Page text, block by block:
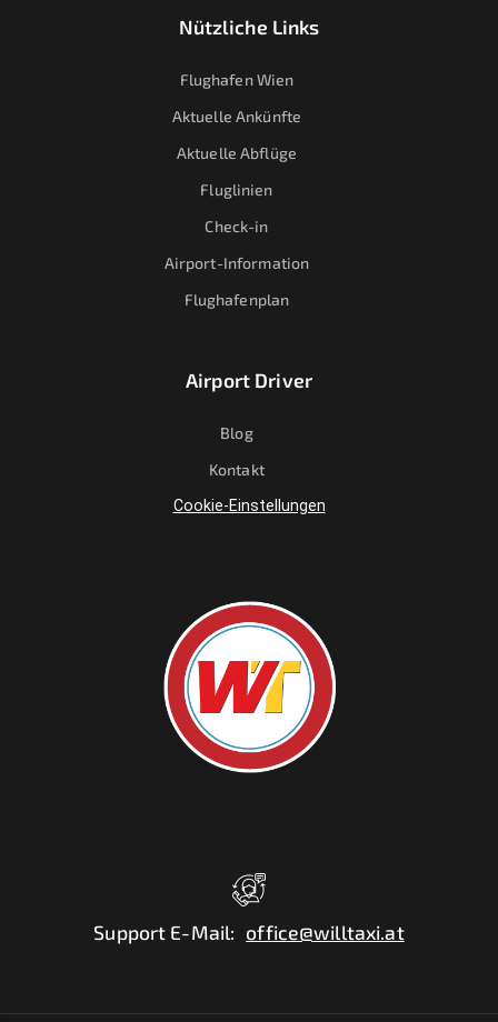
Nützliche Links
Flughafen Wien
Aktuelle Ankünfte
Aktuelle Abflüge
Fluglinien
Check-in
Airport-Information
Flughafenplan
Airport Driver
Blog
Kontakt
Cookie-Einstellungen
Support E-Mail: office@willtaxi.at